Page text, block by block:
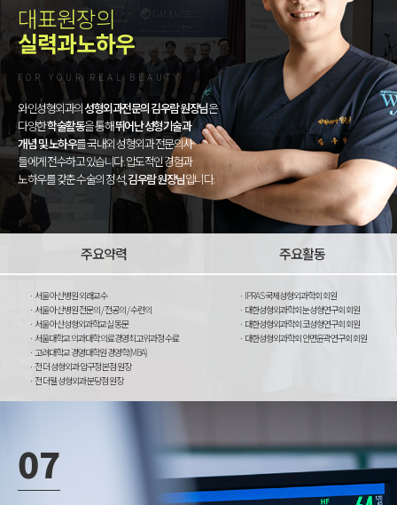
대표원장의
실력과노하우
FOR YOUR REAL BEAUTY
와인성형외과의성형외과전문의 김우람 원장님은
다양한학술활동을 통해뛰어난 성형기술과
개념 및 노하우를 국내외 성형외과 전문의사
들에게 전수하고 있습니다. 압도적인 경험과
노하우를 갖춘 수술의 정석,김우람 원장님입니다.
주요약력 주요활동
서울 아산병원 외래교수
서울 아산병원 전문의 / 전공의 / 수련의
서울 아산성형외과학교실 동문
서울대학교 의과대학 의료경영최고위과정 수료
고려대학교 경영대학원 경영학(MBA)
전 더 성형외과 압구정 본점 원장
전 더웰 성형외과 분당점 원장
IPRAS 국제성형외과학회 회원
대한성형외과학회 눈성형연구회 회원
대한성형외과학회 코성형연구회 회원
대한성형외과학회 안면윤곽연구회 회원
07